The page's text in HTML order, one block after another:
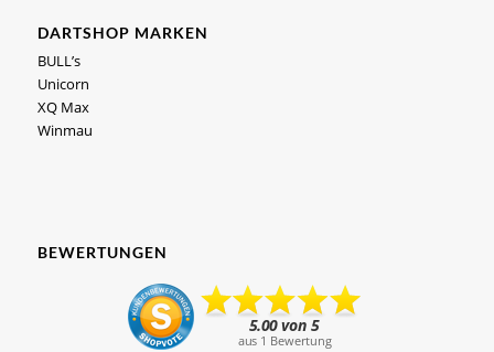
DARTSHOP MARKEN
BULL’s
Unicorn
XQ Max
Winmau
BEWERTUNGEN